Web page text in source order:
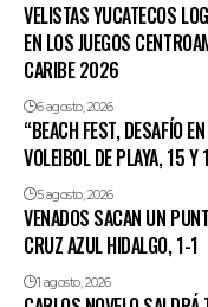
VELISTAS YUCATECOS
EN LOS JUEGOS
CARIBE 2026
6 agosto, 2026
“BEACH FEST, DESAFÍO
VOLEIBOL DE PLAYA, 15 Y
5 agosto, 2026
VENADOS SACAN UN
CRUZ AZUL HIDALGO, 1-1
1 agosto, 2026